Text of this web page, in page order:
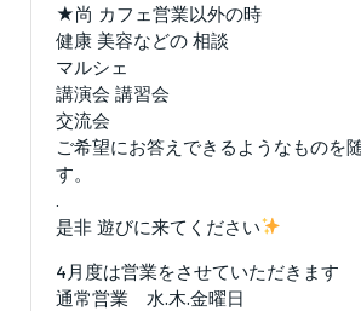
★尚 カフェ営業以外の時
健康 美容などの 相談
マルシェ
講演会 講習会
交流会
ご希望にお答えできるようなものを
す。
.
是非 遊びに来てください
4月度は営業をさせていただきます
通常営業 水.木.金曜日